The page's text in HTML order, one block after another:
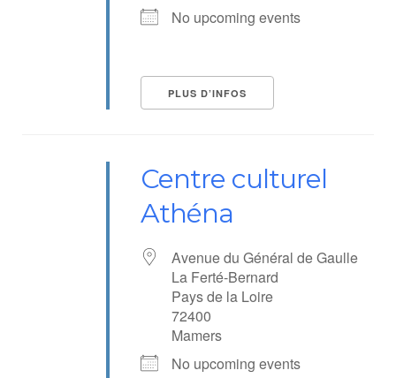
No upcoming events
PLUS D’INFOS
Centre culturel
Athéna
Avenue du Général de Gaulle
La Ferté-Bernard
Pays de la Loire
72400
Mamers
No upcoming events